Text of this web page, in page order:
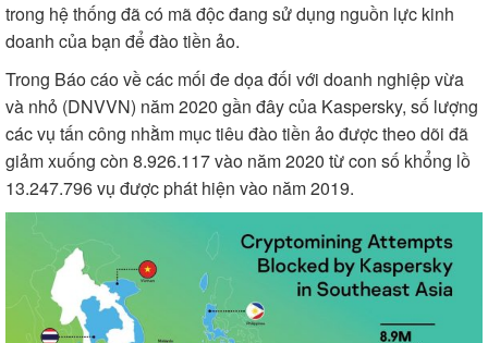
trong hệ thống đã có mã độc đang sử dụng nguồn lực kinh
doanh của bạn để đào tiền ảo.
Trong Báo cáo về các mối đe dọa đối với doanh nghiệp vừa
và nhỏ (DNVVN) năm 2020 gần đây của Kaspersky, số lượng
các vụ tấn công nhằm mục tiêu đào tiền ảo được theo dõi đã
giảm xuống còn 8.926.117 vào năm 2020 từ con số khổng lồ
13.247.796 vụ được phát hiện vào năm 2019.